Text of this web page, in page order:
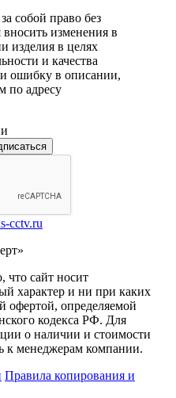
собой право без
изменения в
изделия в целях
и качества
ошибку в описании,
по адресу
cctv.ru
что сайт носит
характер и ни при каких
офертой, определяемой
кодекса РФ. Для
о наличии и стоимости
к менеджерам компании.
Правила копирования и